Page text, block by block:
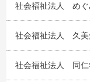
社会福祉法人 め
社会福祉法人 久
社会福祉法人 同仁